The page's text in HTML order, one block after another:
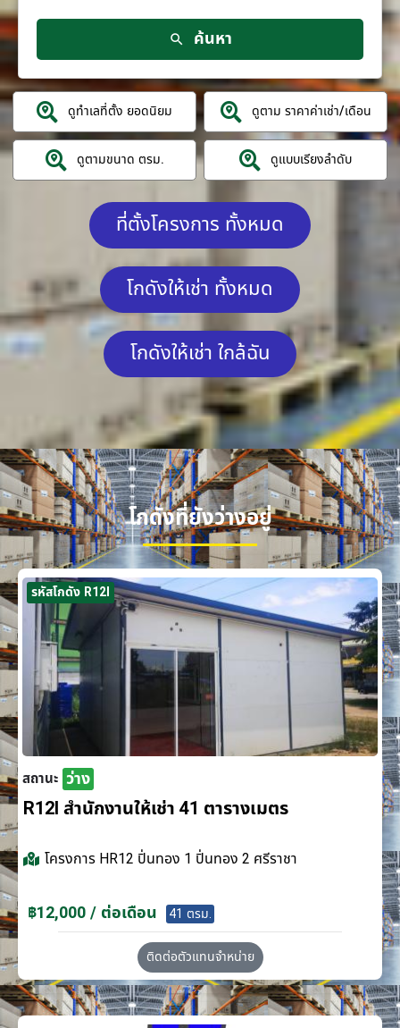
ค้นหา
ดูทำเลที่ตั้ง ยอดนิยม ดูตาม ราคาค่าเช่า/เดือน
ดูตามขนาด ตรม. ดูแบบเรียงลำดับ
ที่ตั้งโครงการ ทั้งหมด
โกดังให้เช่า ทั้งหมด
โกดังให้เช่า ใกล้ฉัน
โกดังที่ยังว่างอยู่
รหัสโกดัง R12I
สถานะ ว่าง
R12I สำนักงานให้เช่า 41 ตารางเมตร
โครงการ HR12 ปิ่นทอง 1 ปิ่นทอง 2 ศรีราชา
฿12,000 / ต่อเดือน 41 ตรม.
ติดต่อตัวแทนจำหน่าย